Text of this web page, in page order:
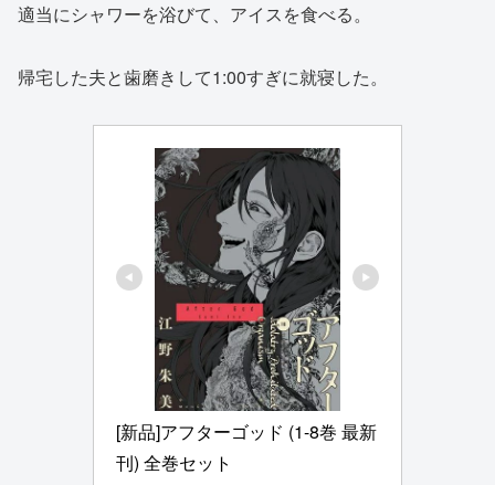
適当にシャワーを浴びて、アイスを食べる。
帰宅した夫と歯磨きして1:00すぎに就寝した。
[新品]アフターゴッド (1-8巻 最新
刊) 全巻セット